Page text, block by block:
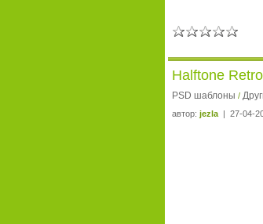
Halftone
PSD шаблоны /
автор: jezla | 27-04-